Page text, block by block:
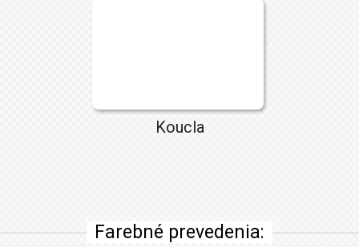
Koucla
Farebné prevedenia: